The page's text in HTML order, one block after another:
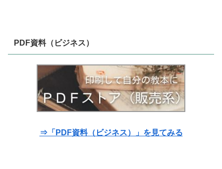
PDF資料（ビジネス）
⇒「PDF資料（ビジネス）」を見てみる